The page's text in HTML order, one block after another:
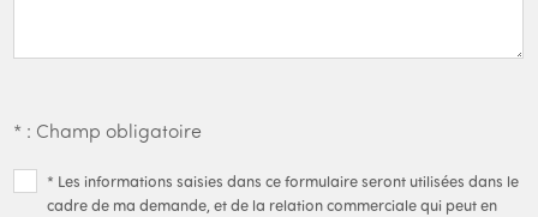
* : Champ obligatoire
* Les informations saisies dans ce formulaire seront utilisées dans le
cadre de ma demande, et de la relation commerciale qui peut en